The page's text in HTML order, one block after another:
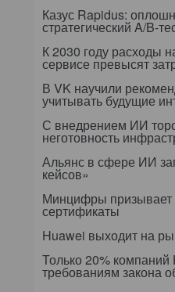
Казус Rapidus:
стратегический A/B-
К 2030 году расходы
сервисе превысят
В VK научили
учитывать будущие
С внедрением ИИ
неготовность
Альянс в сфере ИИ
кейсов»
Минцифры призывает
сертификаты
Huawei выходит на
Только 20%
требованиям закона